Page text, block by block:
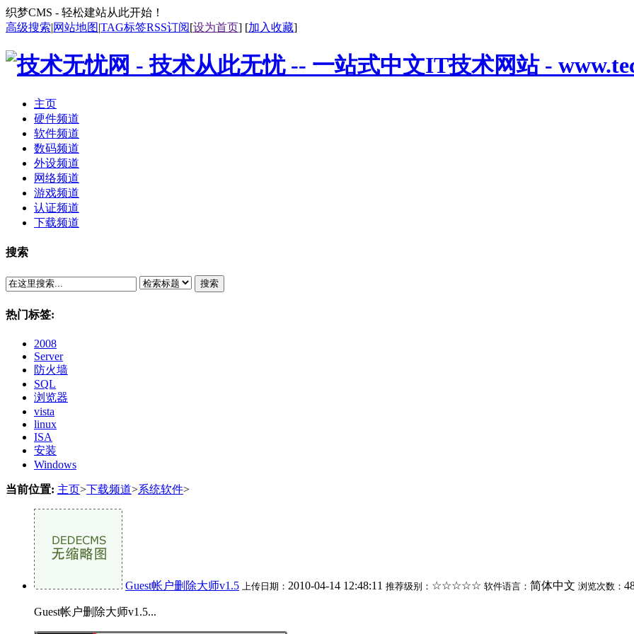
织梦CMS - 轻松建站从此开始！
高级搜索|网站地图|TAG标签RSS订阅[设为首页] [加入收藏]
主页
硬件频道
软件频道
数码频道
外设频道
网络频道
游戏频道
认证频道
下载频道
搜索
搜索
热门标签:
2008
Server
防火墙
SQL
浏览器
vista
linux
ISA
安装
Windows
当前位置: 主页>下载频道>系统软件>
Guest帐户删除大师v1.5 上传日期： 2010-04-14 12:48:11 推荐级别： ☆☆☆☆☆ 软件语言： 简体中文 浏览次数：
Guest帐户删除大师v1.5...